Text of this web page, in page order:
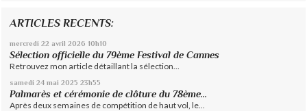
ARTICLES RECENTS:
mercredi 22 avril 2026 10h10
Sélection officielle du 79ème Festival de Cannes
Retrouvez mon article détaillant la sélection...
samedi 24 mai 2025 23h55
Palmarès et cérémonie de clôture du 78ème...
Après deux semaines de compétition de haut vol, le...